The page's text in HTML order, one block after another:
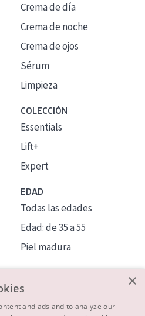
Crema de día
Crema de noche
Crema de ojos
Sérum
Limpieza
COLECCIÓN
Essentials
Lift+
Expert
EDAD
Todas las edades
Edad: de 35 a 55
Piel madura
×
and ads and to analyze our